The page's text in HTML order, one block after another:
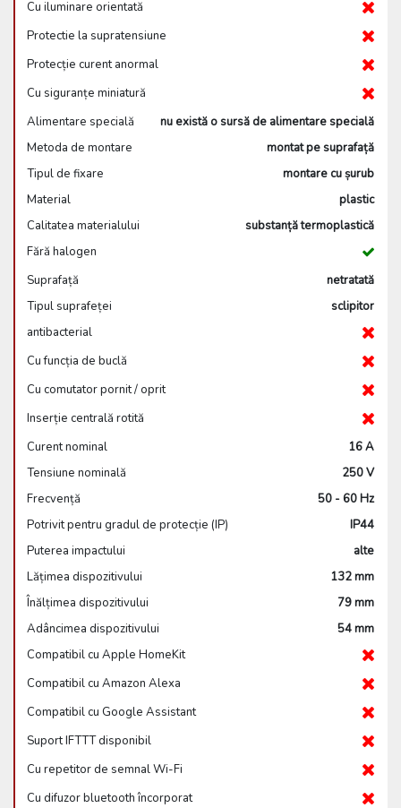
Cu iluminare orientată
Protectie la supratensiune
Protecție curent anormal
Cu siguranțe miniatură
Alimentare specială
nu există o sursă de alimentare specială
Metoda de montare
montat pe suprafață
Tipul de fixare
montare cu șurub
Material
plastic
Calitatea materialului
substanță termoplastică
Fără halogen
Suprafață
netratată
Tipul suprafeței
sclipitor
antibacterial
Cu funcția de buclă
Cu comutator pornit / oprit
Inserție centrală rotită
Curent nominal
16 A
Tensiune nominală
250 V
Frecvență
50 - 60 Hz
Potrivit pentru gradul de protecție (IP)
IP44
Puterea impactului
alte
Lățimea dispozitivului
132 mm
Înălțimea dispozitivului
79 mm
Adâncimea dispozitivului
54 mm
Compatibil cu Apple HomeKit
Compatibil cu Amazon Alexa
Compatibil cu Google Assistant
Suport IFTTT disponibil
Cu repetitor de semnal Wi-Fi
Cu difuzor bluetooth încorporat